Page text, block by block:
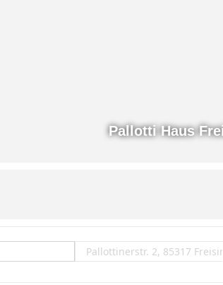
Pallotti Haus
Destination Address - Heilende